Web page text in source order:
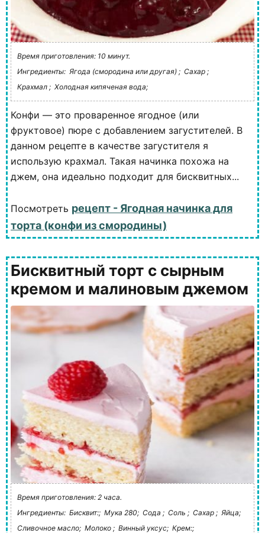
Время приготовления: 10 минут.
Ингредиенты: Ягода (смородина или другая) ; Сахар ;
Крахмал ; Холодная кипяченая вода;
Конфи — это проваренное ягодное (или
фруктовое) пюре с добавлением загустителей. В
данном рецепте в качестве загустителя я
использую крахмал. Такая начинка похожа на
джем, она идеально подходит для бисквитных...
Посмотреть рецепт - Ягодная начинка для
торта (конфи из смородины)
Бисквитный торт с сырным
кремом и малиновым джемом
Время приготовления: 2 часа.
Ингредиенты: Бисквит:; Мука 280; Сода ; Соль ; Сахар ; Яйца;
Сливочное масло; Молоко ; Винный уксус; Крем:;